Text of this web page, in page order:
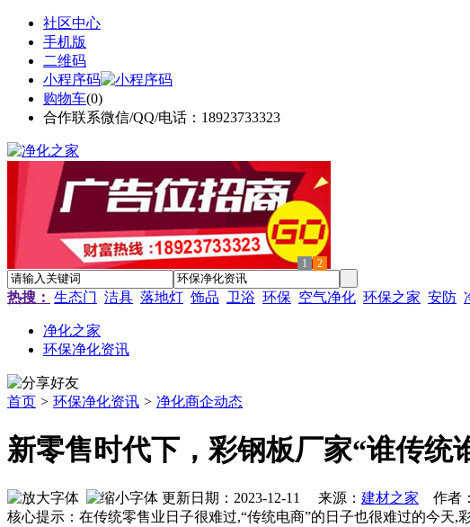
社区中心
手机版
二维码
小程序码
购物车(0)
合作联系微信/QQ/电话：18923733323
1 2
热搜： 生态门 洁具 落地灯 饰品 卫浴 环保 空气净化 环保之家 安防
净化之家
环保净化资讯
首页 > 环保净化资讯 > 净化商企动态
新零售时代下，彩钢板厂家“谁传统
更新日期：2023-12-11 来源： 建材之家 作者
核心提示：在传统零售业日子很难过,“传统电商”的日子也很难过的今天